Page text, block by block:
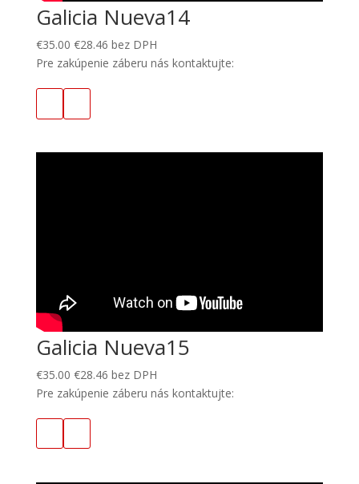
Galicia Nueva14
€35.00 €28.46 bez DPH
Pre zakúpenie záberu nás kontaktujte:
Galicia Nueva15
€35.00 €28.46 bez DPH
Pre zakúpenie záberu nás kontaktujte: